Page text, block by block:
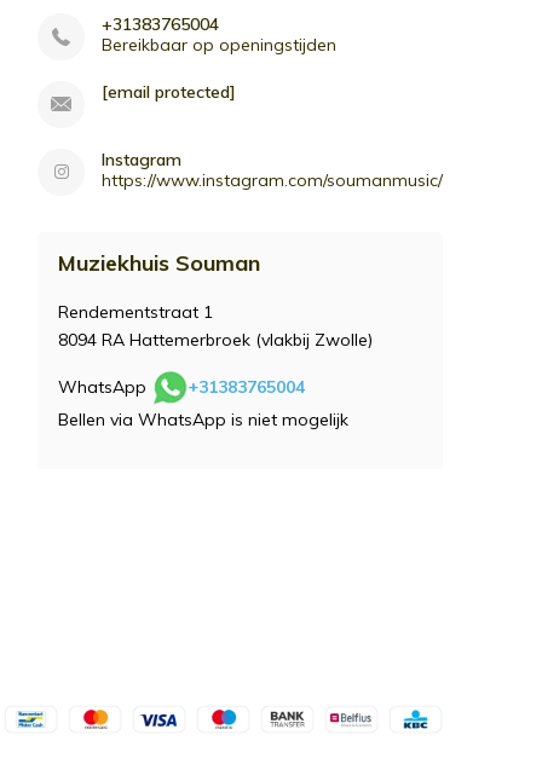
+31383765004
Bereikbaar op openingstijden
[email protected]
Instagram
https://www.instagram.com/soumanmusic/
Muziekhuis Souman
Rendementstraat 1
8094 RA Hattemerbroek (vlakbij Zwolle)
WhatsApp
+31383765004
Bellen via WhatsApp is niet mogelijk